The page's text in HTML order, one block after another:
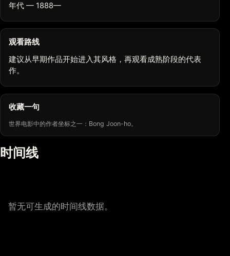
年代 — 1888—
观看路线
建议从早期作品开始进入其风格，再观看成熟阶段的代表
作。
收藏一句
世界电影中的作者坐标之一：Bong Joon-ho。
时间线
暂无可生成的时间线数据。